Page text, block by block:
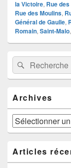
la Victoire, Rue
Rue des Moulins,
Général de Gaulle,
Romain, Saint-Malo,
Zone
principale
de
widget
barre
latérale
Recherche :Rechercher
Archives
Archives
Articles